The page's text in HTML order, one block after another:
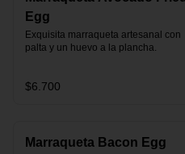
Egg
Exquisita marraqueta artesanal con
palta y un huevo a la plancha.
$6.700
Marraqueta Bacon Egg